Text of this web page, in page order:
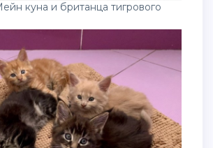
куна и британца тигрового